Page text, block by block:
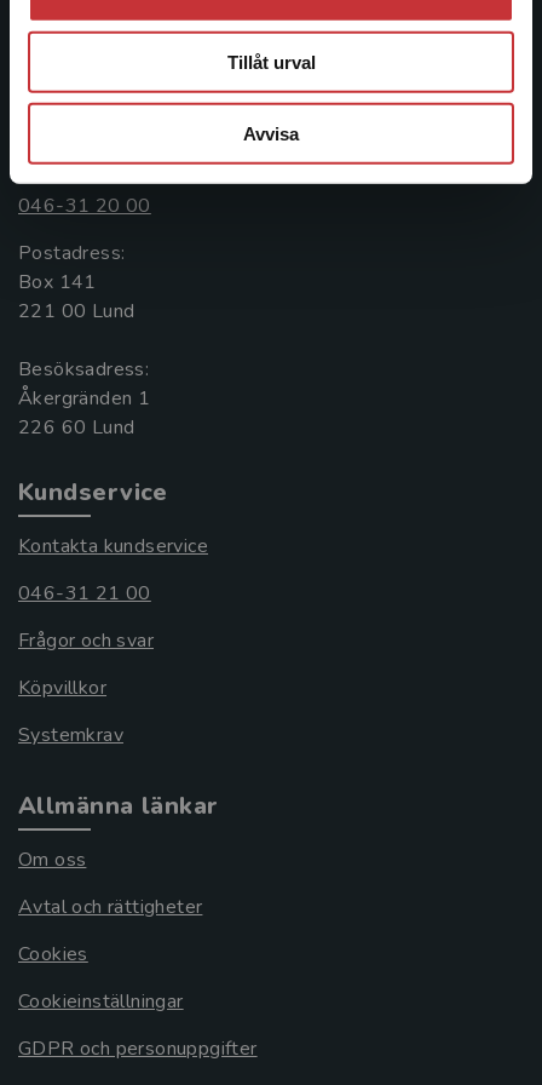
Tillåt urval
Avvisa
informationstjänster i utbudet, finns Studentlitteratur med
längs hela kunskapsresan.
Kontakta oss
Kontakta oss
046-31 20 00
Postadress:
Box 141
221 00 Lund
Besöksadress:
Åkergränden 1
Kundservice
Kontakta kundservice
046-31 21 00
Frågor och svar
Köpvillkor
Systemkrav
Allmänna länkar
Om oss
Avtal och rättigheter
Cookies
Cookieinställningar
GDPR och personuppgifter